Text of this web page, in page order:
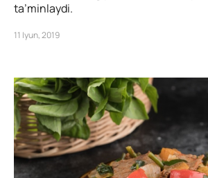
ta’minlaydi.
11 Iyun, 2019